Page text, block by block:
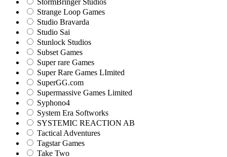
StormBringer Studios
Strange Loop Games
Studio Bravarda
Studio Sai
Stunlock Studios
Subset Games
Super rare Games
Super Rare Games LImited
SuperGG.com
Supermassive Games Limited
Syphono4
System Era Softworks
SYSTEMIC REACTION AB
Tactical Adventures
Tagstar Games
Take Two